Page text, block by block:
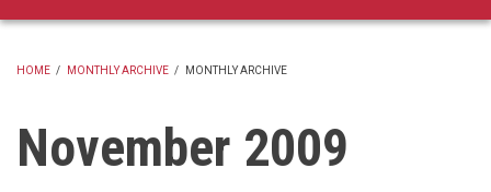
HOME / MONTHLY ARCHIVE / MONTHLY ARCHIVE
November 2009